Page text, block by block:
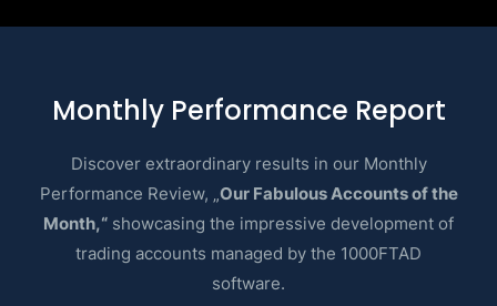
Monthly Performance Report
Discover extraordinary results in our Monthly
Performance Review, „ Our Fabulous Accounts of the
Month,“ showcasing the impressive development of
trading accounts managed by the 1000FTAD
software.